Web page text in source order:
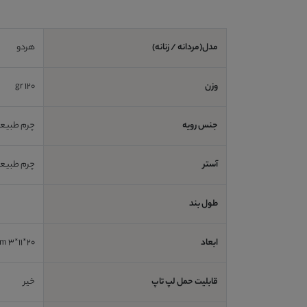
مدل(مردانه / زنانه) هردو
وزن 120 gr
جنس رویه چرم
آستر چرم
طول بند
ابعاد 20*11*3 cm
قابلیت حمل لپ تاپ خیر